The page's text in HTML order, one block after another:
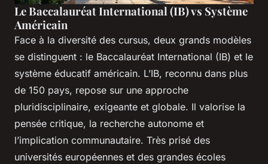
Le Baccalauréat International (IB) vs Système
Américain
Face à la diversité des cursus, deux grands modèles
se distinguent : le Baccalauréat International (IB) et le
système éducatif américain. L’IB, reconnu dans plus
de 150 pays, repose sur une approche
pluridisciplinaire, exigeante et globale. Il valorise la
pensée critique, la recherche autonome et
l’implication communautaire. Très prisé des
universités européennes et des grandes écoles